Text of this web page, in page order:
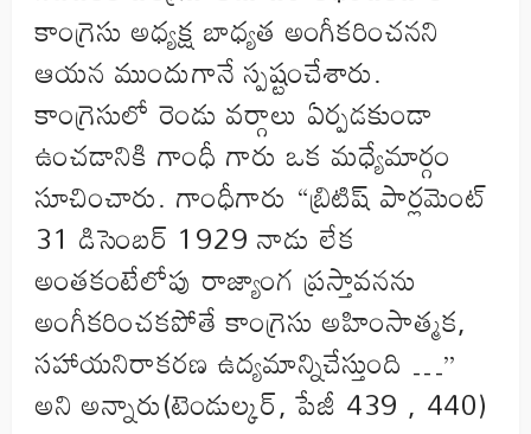
కాంగ్రెసు అధ్యక్ష బాధ్యత అంగీకరించనని
ఆయన ముందుగానే స్పష్టంచేశారు.
కాంగ్రెసులో రెండు వర్గాలు ఏర్పడకుండా
ఉంచడానికి గాంధీ గారు ఒక మధ్యేమార్గం
సూచించారు. గాంధీగారు “బ్రిటిష్ పార్లమెంట్
31 డిసెంబర్ 1929 నాడు లేక
అంతకంటేలోపు రాజ్యాంగ ప్రస్తావనను
అంగీకరించకపోతే కాంగ్రెసు అహింసాత్మక,
సహాయనిరాకరణ ఉద్యమాన్నిచేస్తుంది …”
అని అన్నారు(టెండుల్కర్, పేజీ 439 , 440)